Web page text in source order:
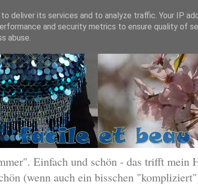
Einfach und schön - das trifft mein
(wenn auch ein bisschen
deliver its services and to analyze traffic. Your IP
and security metrics to ensure quality of
abuse.